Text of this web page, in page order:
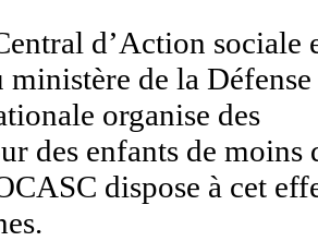
d’Action sociale
de la Défense
organise des
des enfants de moins
dispose à cet